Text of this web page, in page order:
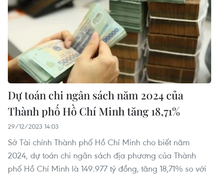
Dự toán chi ngân sách năm 2024 của
Thành phố Hồ Chí Minh tăng 18,71%
29/12/2023 14:03
Sở Tài chính Thành phố Hồ Chí Minh cho biết năm
2024, dự toán chi ngân sách địa phương của Thành
phố Hồ Chí Minh là 149.977 tỷ đồng, tăng 18,71% so với